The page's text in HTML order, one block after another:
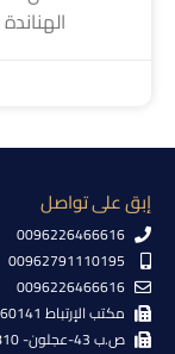
إبق على تواصل
0096226466616
00962791110195
0096226466616
مكتب الإرتباط 0096265660141
ص.ب 43-عجلون- 26810 الأردن